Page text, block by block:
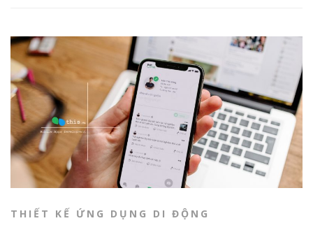
THIẾT KẾ ỨNG DỤNG DI ĐỘNG